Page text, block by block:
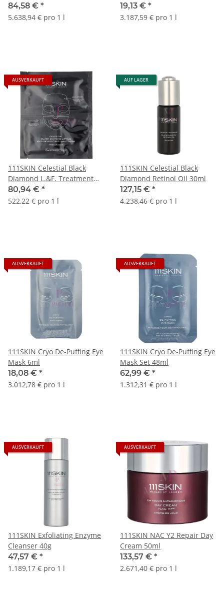
84,58 € *
5.638,94 € pro 1 l
19,13 € *
3.187,59 € pro 1 l
AUSVERKAUFT
111SKIN Celestial Black
Diamond L.&F. Treatment
Mask Set 155ml
80,94 € *
522,22 € pro 1 l
AUF LAGER
111SKIN Celestial Black
Diamond Retinol Oil 30ml
127,15 € *
4.238,46 € pro 1 l
AUSVERKAUFT
111SKIN Cryo De-Puffing Eye
Mask 6ml
18,08 € *
3.012,78 € pro 1 l
AUSVERKAUFT
111SKIN Cryo De-Puffing Eye
Mask Set 48ml
62,99 € *
1.312,31 € pro 1 l
AUSVERKAUFT
111SKIN Exfoliating Enzyme
Cleanser 40g
47,57 € *
1.189,17 € pro 1 l
AUSVERKAUFT
111SKIN NAC Y2 Repair Day
Cream 50ml
133,57 € *
2.671,40 € pro 1 l